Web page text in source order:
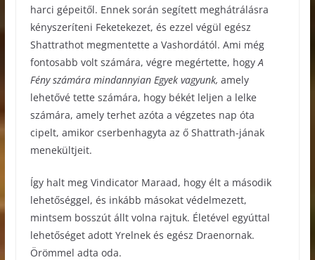
harci gépeitől. Ennek során segített meghátrálásra
kényszeríteni Feketekezet, és ezzel végül egész
Shattrathot megmentette a Vashordától. Ami még
fontosabb volt számára, végre megértette, hogyA
Fény számára mindannyian Egyek vagyunk, amely
lehetővé tette számára, hogy békét leljen a lelke
számára, amely terhet azóta a végzetes nap óta
cipelt, amikor cserbenhagyta az ő Shattrath-jának
menekültjeit.
Így halt meg Vindicator Maraad, hogy élt a második
lehetőséggel, és inkább másokat védelmezett,
mintsem bosszút állt volna rajtuk. Életével egyúttal
lehetőséget adott Yrelnek és egész Draenornak.
Örömmel adta oda.